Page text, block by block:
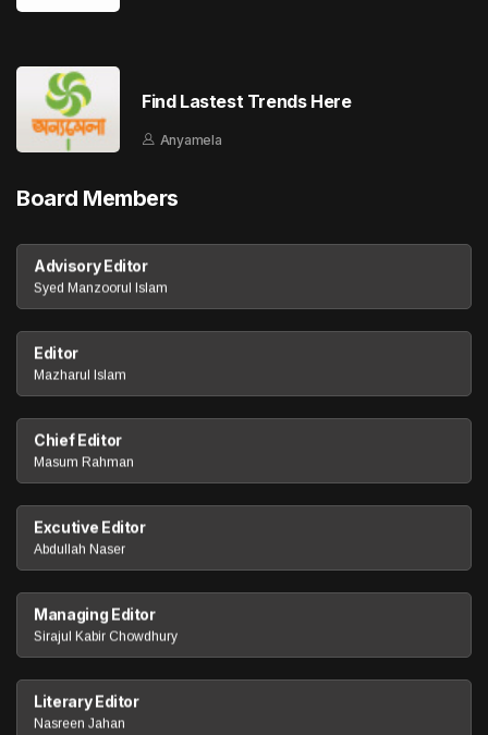
Find Lastest Trends Here
Anyamela
Board Members
Advisory Editor
Syed Manzoorul Islam
Editor
Mazharul Islam
Chief Editor
Masum Rahman
Excutive Editor
Abdullah Naser
Managing Editor
Sirajul Kabir Chowdhury
Literary Editor
Nasreen Jahan